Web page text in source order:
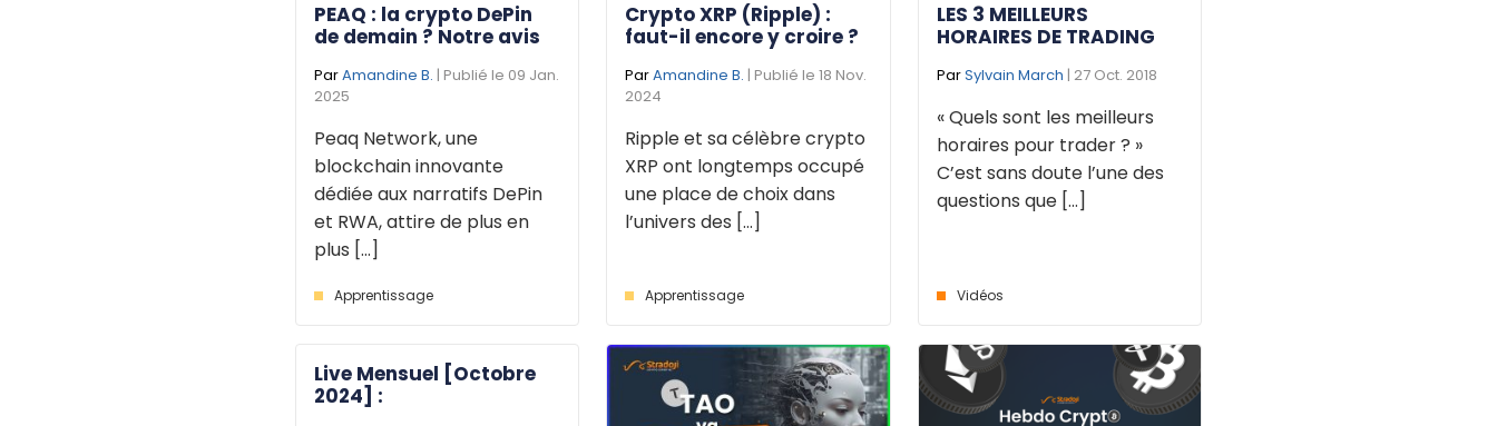
PEAQ : la crypto DePin
de demain ? Notre avis
ParAmandine B. | Publié le 09 Jan.
2025
Peaq Network, une
blockchain innovante
dédiée aux narratifs DePin
et RWA, attire de plus en
plus [...]
Apprentissage
Crypto XRP (Ripple) :
faut-il encore y croire ?
ParAmandine B. | Publié le 18 Nov.
2024
Ripple et sa célèbre crypto
XRP ont longtemps occupé
une place de choix dans
l’univers des [...]
Apprentissage
LES 3 MEILLEURS
HORAIRES DE TRADING
ParSylvain March | 27 Oct. 2018
« Quels sont les meilleurs
horaires pour trader ? »
C’est sans doute l’une des
questions que [...]
Vidéos
Live Mensuel [Octobre
2024] :